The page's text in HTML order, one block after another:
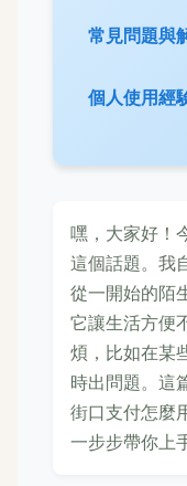
常見問題與
個人使用經
嘿，大家好！
這個話題。我
從一開始的陌
它讓生活方便
煩，比如在某
時出問題。這
街口支付怎麼
一步步帶你上